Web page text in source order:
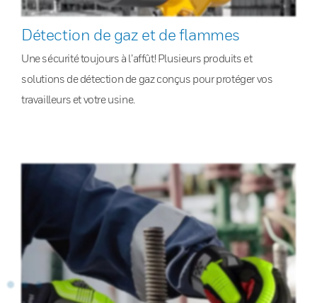
Détection de gaz et de flammes
Une sécurité toujours à l’affût! Plusieurs produits et
solutions de détection de gaz conçus pour protéger vos
travailleurs et votre usine.